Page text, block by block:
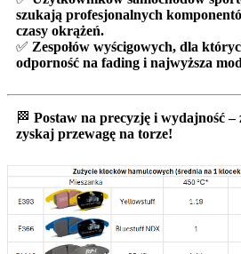
szukają profesjonalnych
czasy okrążeń.
✅ Zespołów wyścigowych, dla
odporność na fading i najwyższa
🏁 Postaw na precyzję i wydajność
zyskaj przewagę na torze!